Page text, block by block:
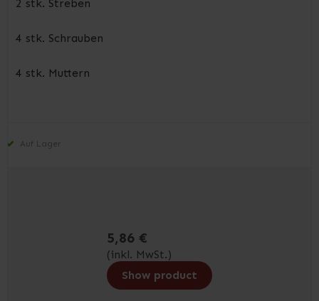
2 stk. Streben
4 stk. Schrauben
4 stk. Muttern
Auf Lager
5,86 €
(inkl. MwSt.)
Show product